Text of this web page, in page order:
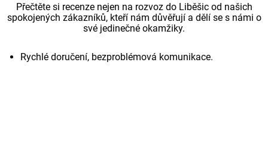
Přečtěte si recenze nejen na rozvoz do Liběšic od našich
spokojených zákazníků, kteří nám důvěřují a dělí se s námi o
své jedinečné okamžiky.
Rychlé doručení, bezproblémová komunikace.